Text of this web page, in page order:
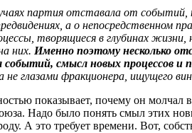
партия отставала от событий,
а о непосредственном
творящиеся в глубинах
них. Именно поэтому несколько
смысл новых процессов и
не глазами фракционера, ищущего
показывает, почему он
Надо было понять смыл этих
А это требует времени. Вот,